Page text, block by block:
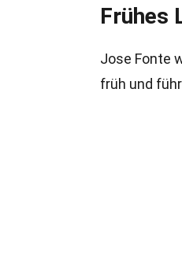
Frühes
Jose Fonte
früh und